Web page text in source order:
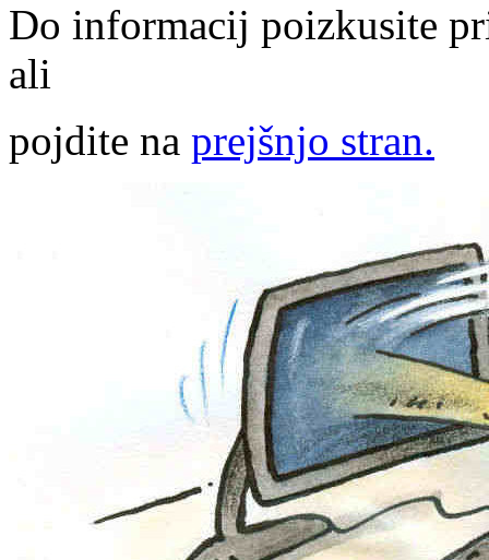
Do informacij poizkusite
ali
pojdite na prejšnjo stran.